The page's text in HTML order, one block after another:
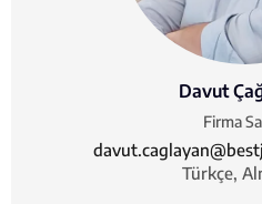
Davut
Firma
Türkçe,